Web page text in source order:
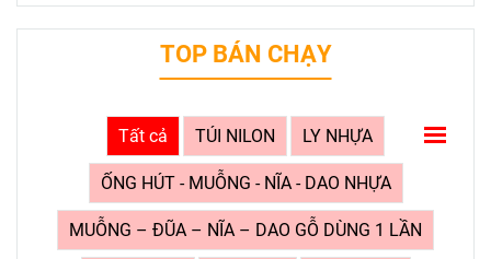
TOP BÁN CHẠY
Tất cả TÚI NILON LY NHỰA
ỐNG HÚT - MUỖNG - NĨA - DAO NHỰA
MUỖNG – ĐŨA – NĨA – DAO GỖ DÙNG 1 LẦN